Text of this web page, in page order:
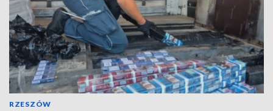
RZESZÓW